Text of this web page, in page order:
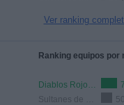
Ver ranking
Ranking equipos por
Diablos Rojos del México